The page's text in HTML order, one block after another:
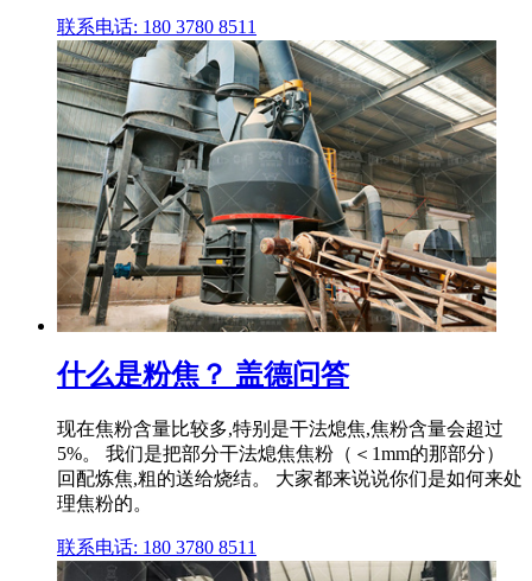
联系电话: 180 3780 8511
什么是粉焦？ 盖德问答
现在焦粉含量比较多,特别是干法熄焦,焦粉含量会超过
5%。 我们是把部分干法熄焦焦粉（＜1mm的那部分）
回配炼焦,粗的送给烧结。 大家都来说说你们是如何来处
理焦粉的。
联系电话: 180 3780 8511